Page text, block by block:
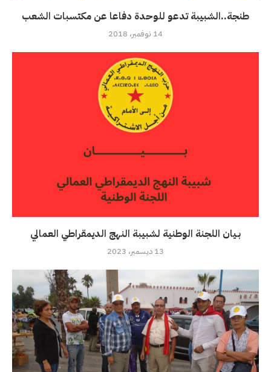
طنجة..الشبيبة تدعو للوحدة دفاعا عن مكتسبات الشعب
14 نوفمبر، 2018
بـيان اللجنة الوطنية لشبيبة النهج الديمقراطي العمالي
13 ديسمبر، 2023